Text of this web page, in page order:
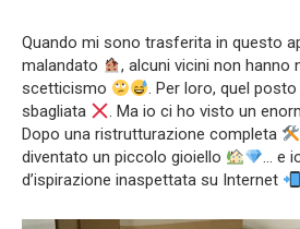
Quando mi sono trasferita in questo
malandato
, alcuni vicini non hanno
scetticismo
. Per loro, quel
sbagliata
. Ma io ci ho visto un
Dopo una ristrutturazione completa
diventato un piccolo gioiello
… e
d’ispirazione inaspettata su Internet